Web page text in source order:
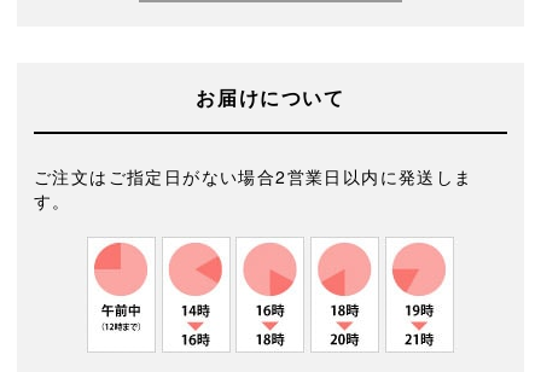
お届けについて
ご注文はご指定日がない場合2営業日以内に発送しま
す。